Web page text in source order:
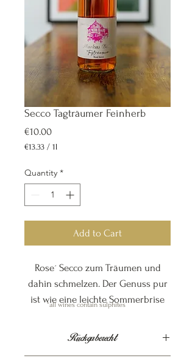
Secco Tagträumer Feinherb
€10.00Price
€13.33 / 1l
per
1
Quantity *
Add to Cart
Rose´ Secco zum Träumen und
dahin schmelzen. Der Genuss pur
ist wie eine leichte Sommerbrise
0,75 l
Feinherb
Rückgaberecht
*all wines contain sulphites